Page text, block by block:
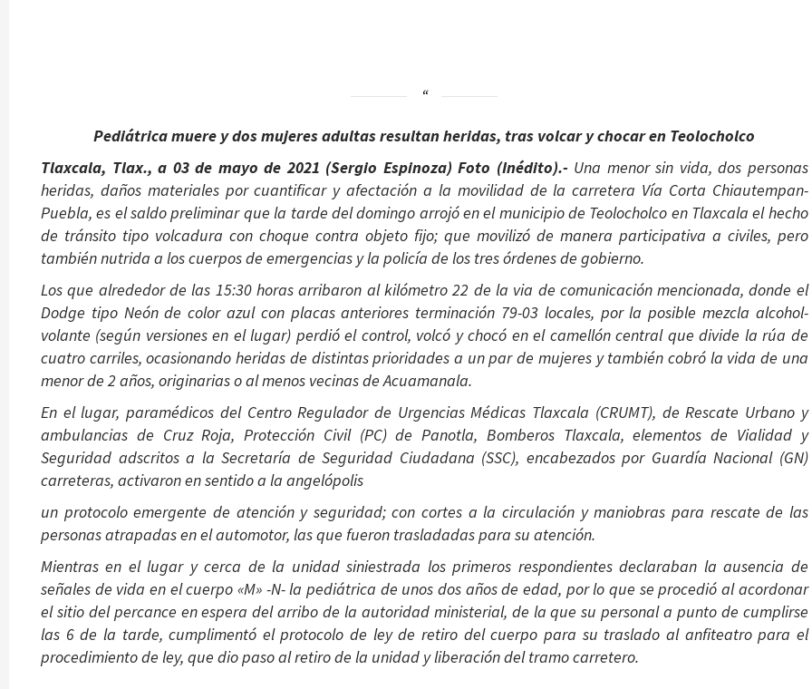
Pediátrica muere y dos mujeres adultas resultan heridas, tras volcar y chocar en Teolocholco
Tlaxcala, Tlax., a 03 de mayo de 2021 (Sergio Espinoza) Foto (Inédito).- Una menor sin vida, dos personas
heridas, daños materiales por cuantificar y afectación a la movilidad de la carretera Vía Corta Chiautempan-
Puebla, es el saldo preliminar que la tarde del domingo arrojó en el municipio de Teolocholco en Tlaxcala el hecho
de tránsito tipo volcadura con choque contra objeto fijo; que movilizó de manera participativa a civiles, pero
también nutrida a los cuerpos de emergencias y la policía de los tres órdenes de gobierno.
Los que alrededor de las 15:30 horas arribaron al kilómetro 22 de la via de comunicación mencionada, donde el
Dodge tipo Neón de color azul con placas anteriores terminación 79-03 locales, por la posible mezcla alcohol-
volante (según versiones en el lugar) perdió el control, volcó y chocó en el camellón central que divide la rúa de
cuatro carriles, ocasionando heridas de distintas prioridades a un par de mujeres y también cobró la vida de una
menor de 2 años, originarias o al menos vecinas de Acuamanala.
En el lugar, paramédicos del Centro Regulador de Urgencias Médicas Tlaxcala (CRUMT), de Rescate Urbano y
ambulancias de Cruz Roja, Protección Civil (PC) de Panotla, Bomberos Tlaxcala, elementos de Vialidad y
Seguridad adscritos a la Secretaría de Seguridad Ciudadana (SSC), encabezados por Guardía Nacional (GN)
carreteras, activaron en sentido a la angelópolis
un protocolo emergente de atención y seguridad; con cortes a la circulación y maniobras para rescate de las
personas atrapadas en el automotor, las que fueron trasladadas para su atención.
Mientras en el lugar y cerca de la unidad siniestrada los primeros respondientes declaraban la ausencia de
señales de vida en el cuerpo «M» -N- la pediátrica de unos dos años de edad, por lo que se procedió al acordonar
el sitio del percance en espera del arribo de la autoridad ministerial, de la que su personal a punto de cumplirse
las 6 de la tarde, cumplimentó el protocolo de ley de retiro del cuerpo para su traslado al anfiteatro para el
procedimiento de ley, que dio paso al retiro de la unidad y liberación del tramo carretero.